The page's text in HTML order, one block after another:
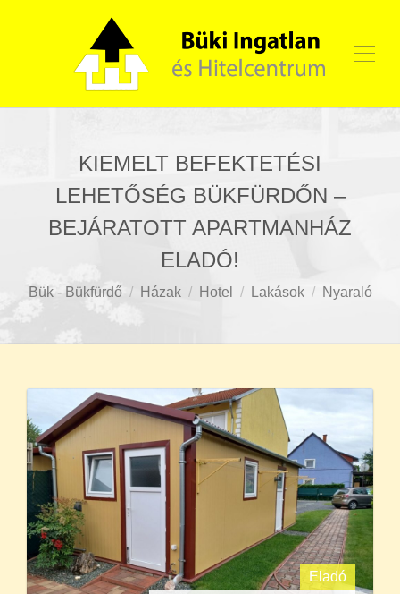
KIEMELT BEFEKTETÉSI
LEHETŐSÉG BÜKFÜRDŐN –
BEJÁRATOTT APARTMANHÁZ
ELADÓ!
Bük - Bükfürdő Házak Hotel Lakások Nyaraló
Eladó